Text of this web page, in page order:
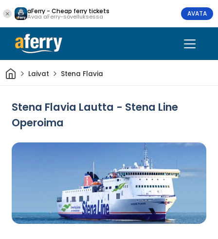
aFerry - Cheap ferry tickets
Avaa aFerry-sovelluksessa AVATA
KotiinLaivat Stena Flavia
Stena Flavia Lautta - Stena Line
Operoima